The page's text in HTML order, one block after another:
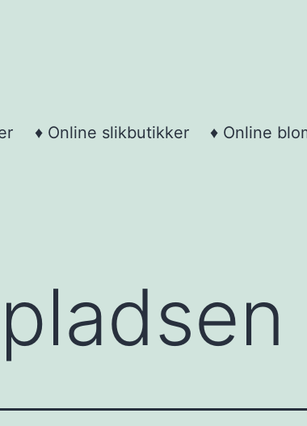
♦ Online slikbutikker ♦ Online